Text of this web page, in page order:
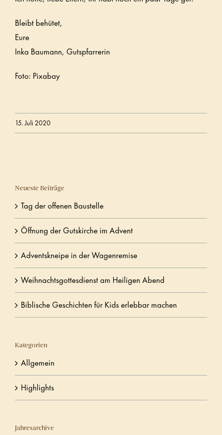
Bleibt behütet,
Eure
Inka Baumann, Gutspfarrerin
Foto: Pixabay
15. Juli 2020
Neueste Beiträge
Tag der offenen Baustelle
Öffnung der Gutskirche im Advent
Adventskneipe in der Wagenremise
Weihnachtsgottesdienst am Heiligen Abend
Biblische Geschichten für Kids erlebbar machen
Kategorien
Allgemein
Highlights
Jahresarchive